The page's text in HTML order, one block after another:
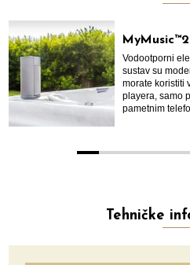
Vodootporni
sustav su
morate koristiti
playera, samo
pametnim
0 1 2 3 4
Tehničke